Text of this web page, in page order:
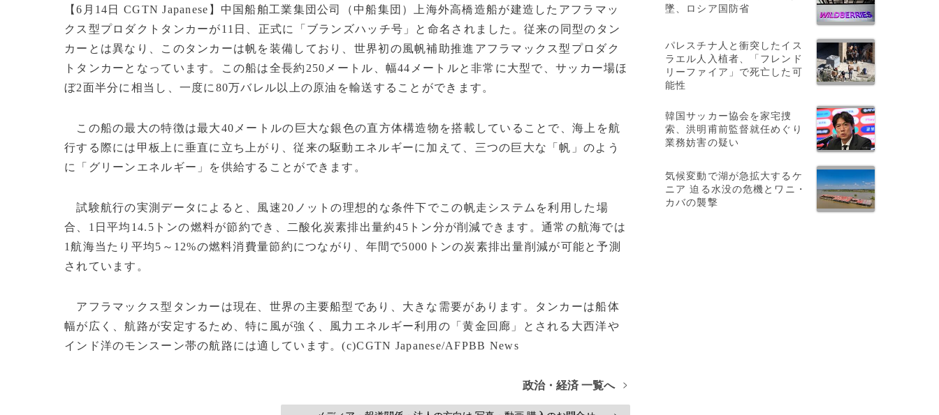
【6月14日 CGTN Japanese】中国船舶工業集団公司（中船集団）上海外高橋造船が建造したアフラマッ
クス型プロダクトタンカーが11日、正式に「ブランズハッチ号」と命名されました。従来の同型のタン
カーとは異なり、このタンカーは帆を装備しており、世界初の風帆補助推進アフラマックス型プロダク
トタンカーとなっています。この船は全長約250メートル、幅44メートルと非常に大型で、サッカー場ほ
ぼ2面半分に相当し、一度に80万バレル以上の原油を輸送することができます。
この船の最大の特徴は最大40メートルの巨大な銀色の直方体構造物を搭載していることで、海上を航
行する際には甲板上に垂直に立ち上がり、従来の駆動エネルギーに加えて、三つの巨大な「帆」のよう
に「グリーンエネルギー」を供給することができます。
試験航行の実測データによると、風速20ノットの理想的な条件下でこの帆走システムを利用した場
合、1日平均14.5トンの燃料が節約でき、二酸化炭素排出量約45トン分が削減できます。通常の航海では
1航海当たり平均5～12%の燃料消費量節約につながり、年間で5000トンの炭素排出量削減が可能と予測
されています。
アフラマックス型タンカーは現在、世界の主要船型であり、大きな需要があります。タンカーは船体
幅が広く、航路が安定するため、特に風が強く、風力エネルギー利用の「黄金回廊」とされる大西洋や
インド洋のモンスーン帯の航路には適しています。(c)CGTN Japanese/AFPBB News
政治・経済 一覧へ >
墜、ロシア国防省
パレスチナ人と衝突したイス
ラエル人入植者、「フレンド
リーファイア」で死亡した可
能性
韓国サッカー協会を家宅捜
索、洪明甫前監督就任めぐり
業務妨害の疑い
気候変動で湖が急拡大するケ
ニア 迫る水没の危機とワニ・
カバの襲撃